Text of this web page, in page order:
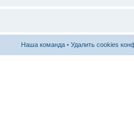
Наша команда • Удалить cookies